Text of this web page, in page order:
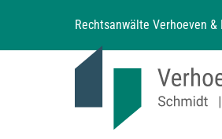
Rechtsanwälte Verhoeven